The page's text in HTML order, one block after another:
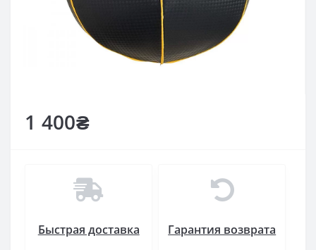
1 400₴
Быстрая доставка Гарантия возврата